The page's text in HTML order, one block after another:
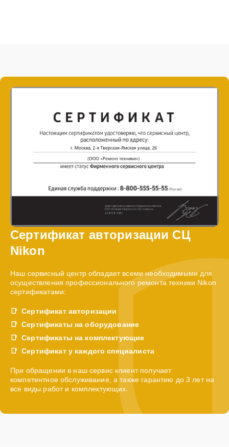
Сертификат авторизации СЦ
Nikon
Наш сервисный центр обладает всеми необходимыми для
осуществления профессионального ремонта техники Nikon
сертификатами:
Сертификат авторизации
Сертификаты на оборудование
Сертификаты на комплектующие
Сертификат у каждого специалиста
При обращении в наш сервис клиент получает
компетентное обслуживание, а также гарантию до 3 лет на
все виды работ и комплектующих.